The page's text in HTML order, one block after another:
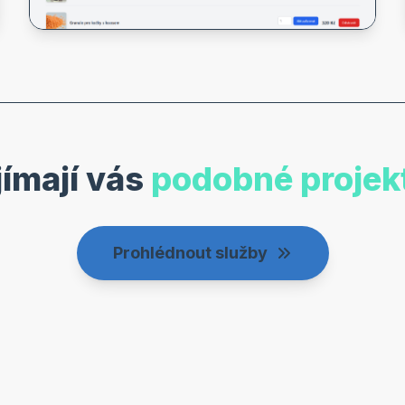
vás podobné
Prohlédnout služby